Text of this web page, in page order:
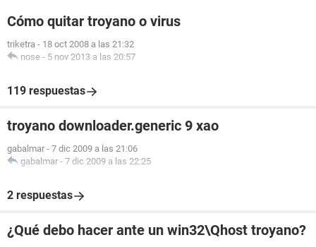
Cómo quitar troyano o virus
triketra - 18 oct 2008 a las 21:32
nose - 5 nov 2013 a las 20:57
119 respuestas
troyano downloader.generic 9 xao
gabalmar - 7 dic 2009 a las 21:06
gabalmar - 7 dic 2009 a las 22:25
2 respuestas
¿Qué debo hacer ante un win32\Qhost troyano?